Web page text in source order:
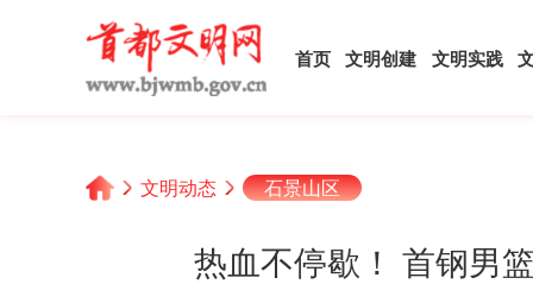
首页 文明创建 文明实践
文明动态 石景山区
热血不停歇！ 首钢男